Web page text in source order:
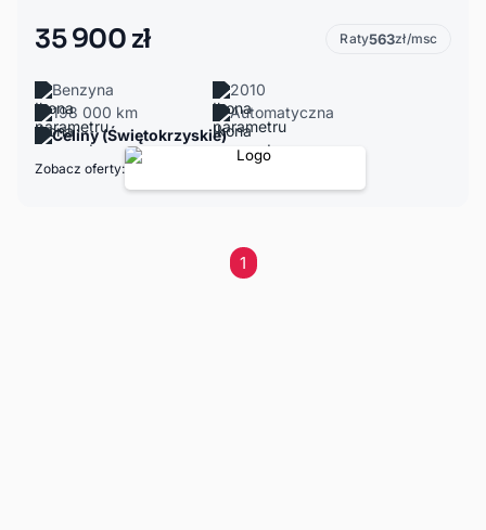
35 900 zł Raty563zł/msc
Benzyna
2010
198 000 km
Automatyczna
Celiny (Świętokrzyskie)
Zobacz oferty:
1